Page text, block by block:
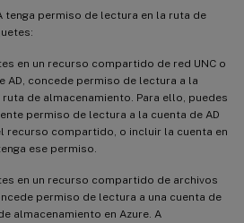
tenga permiso de lectura en la ruta de
en un recurso compartido de red UNC o
AD, concede permiso de lectura a la
ruta de almacenamiento. Para ello, puedes
permiso de lectura a la cuenta de AD
recurso compartido, o incluir la cuenta en
ese permiso.
en un recurso compartido de archivos
permiso de lectura a una cuenta de
almacenamiento en Azure. A